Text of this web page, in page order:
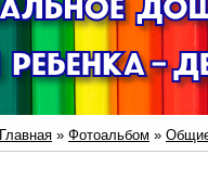
Главная » Фотоальбом »